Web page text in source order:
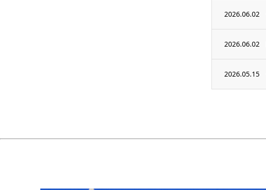
2026.06.02
2026.06.02
2026.05.15